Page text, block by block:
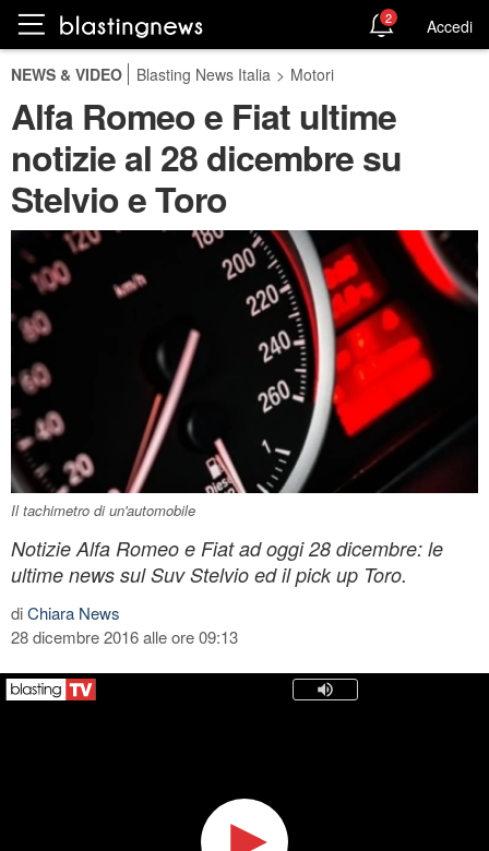
2 Accedi
NEWS & VIDEO Blasting News Italia > Motori
Alfa Romeo e Fiat ultime
notizie al 28 dicembre su
Stelvio e Toro
Il tachimetro di un'automobile
Notizie Alfa Romeo e Fiat ad oggi 28 dicembre: le
ultime news sul Suv Stelvio ed il pick up Toro.
diChiara News
28 dicembre 2016 alle ore 09:13